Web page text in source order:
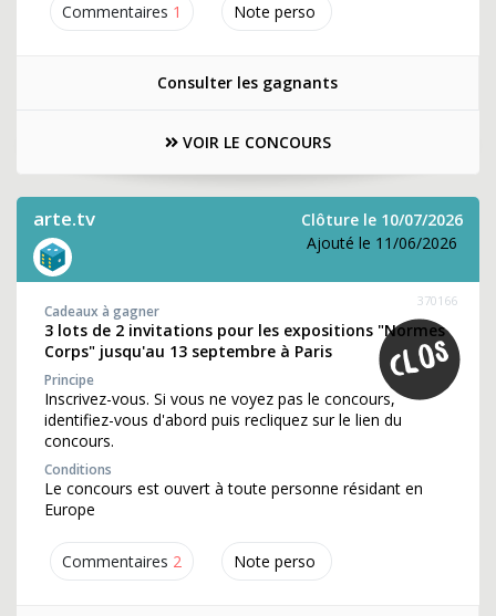
Commentaires 1 Note perso
Consulter les gagnants
VOIR LE CONCOURS
arte.tv
Clôture le 10/07/2026
Ajouté le 11/06/2026
Commentaires 2 Note perso
370166
Cadeaux à gagner
3 lots de 2 invitations pour les expositions "Normes
Corps" jusqu'au 13 septembre à Paris
Principe
Inscrivez-vous. Si vous ne voyez pas le concours,
identifiez-vous d'abord puis recliquez sur le lien du
concours.
Conditions
Le concours est ouvert à toute personne résidant en
Europe